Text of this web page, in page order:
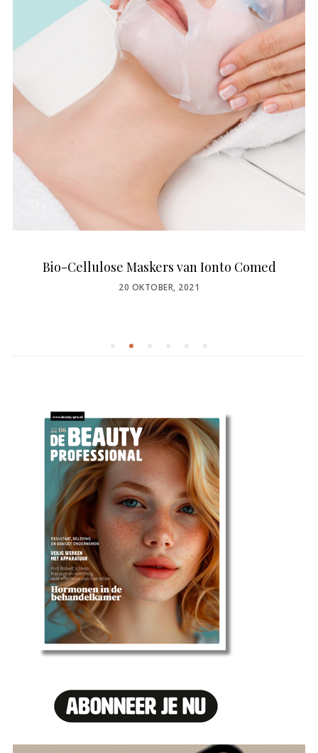
Bio-Cellulose Maskers van Ionto Comed
POSTED
20 OKTOBER, 2021